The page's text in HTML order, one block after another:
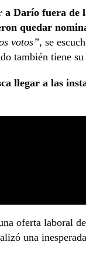
a Darío fuera de
quedar
votos”, se
también tiene
llegar a las
oferta laboral
una